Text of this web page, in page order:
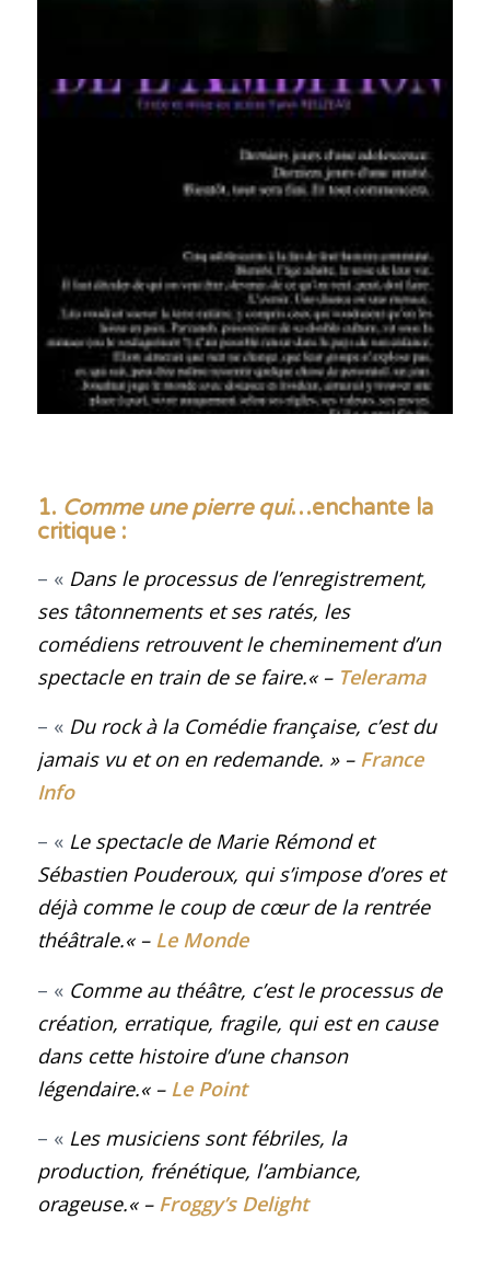
1. Comme une pierre qui…enchante la
critique :
– « Dans le processus de l’enregistrement,
ses tâtonnements et ses ratés, les
comédiens retrouvent le cheminement d’un
spectacle en train de se faire.« – Telerama
– « Du rock à la Comédie française, c’est du
jamais vu et on en redemande. » – France
Info
– « Le spectacle de Marie Rémond et
Sébastien Pouderoux, qui s’impose d’ores et
déjà comme le coup de cœur de la rentrée
théâtrale.« – Le Monde
– « Comme au théâtre, c’est le processus de
création, erratique, fragile, qui est en cause
dans cette histoire d’une chanson
légendaire.« – Le Point
– « Les musiciens sont fébriles, la
production, frénétique, l’ambiance,
orageuse.« – Froggy’s Delight